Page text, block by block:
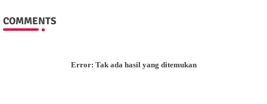
COMMENTS
Error: Tak ada hasil yang ditemukan